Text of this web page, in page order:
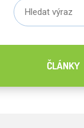
ČLÁNKY